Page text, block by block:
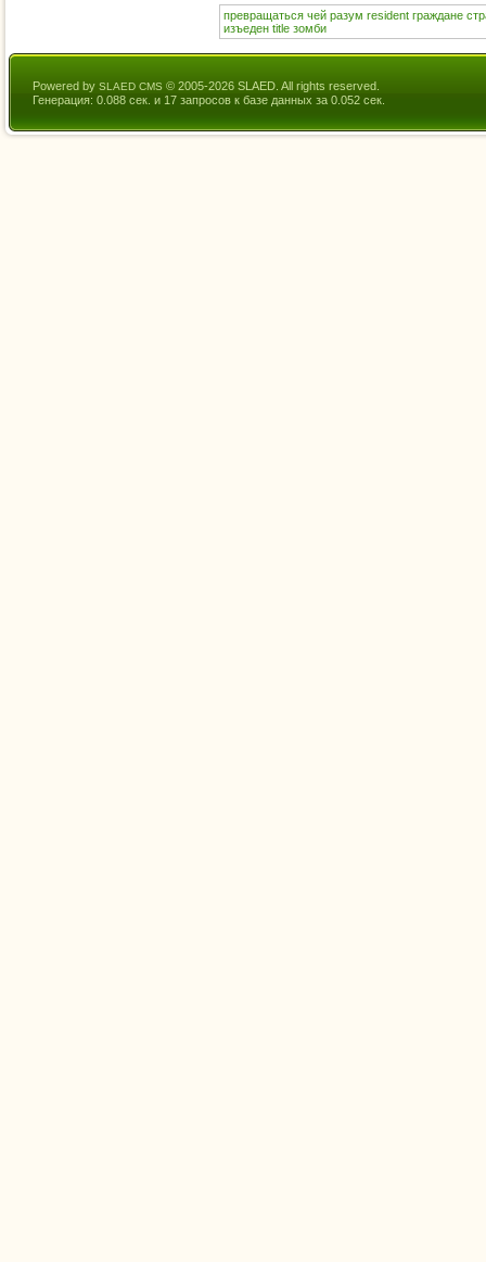
превращаться чей разум resident граждане
изъеден title зомби
Powered by SLAED CMS © 2005-2026 SLAED. All rights reserved.
Генерация: 0.088 сек. и 17 запросов к базе данных за 0.052 сек.